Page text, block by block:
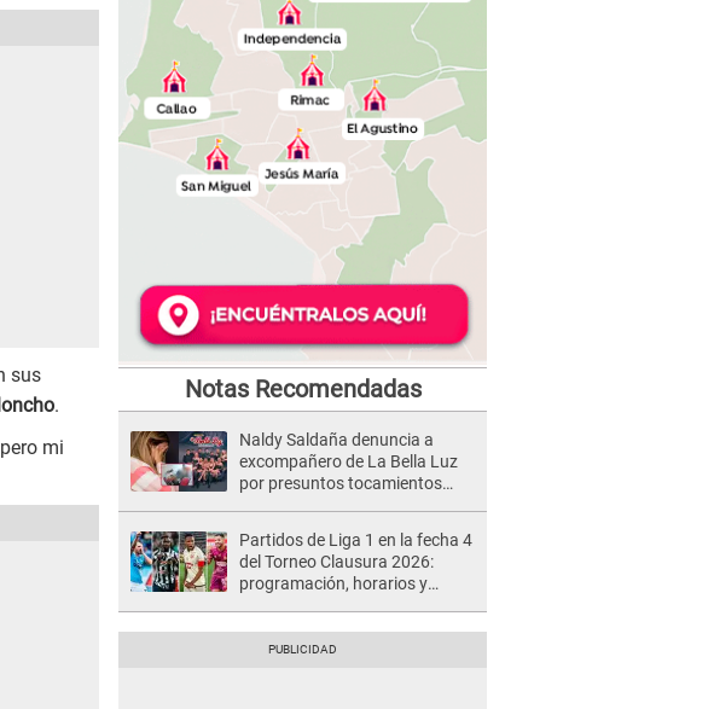
sus
.
mi
Notas Recomendadas
Naldy Saldaña denuncia a
excompañero de La Bella Luz
por presuntos tocamientos
Partidos de Liga 1 en la fecha 4
del Torneo Clausura 2026:
programación, horarios y